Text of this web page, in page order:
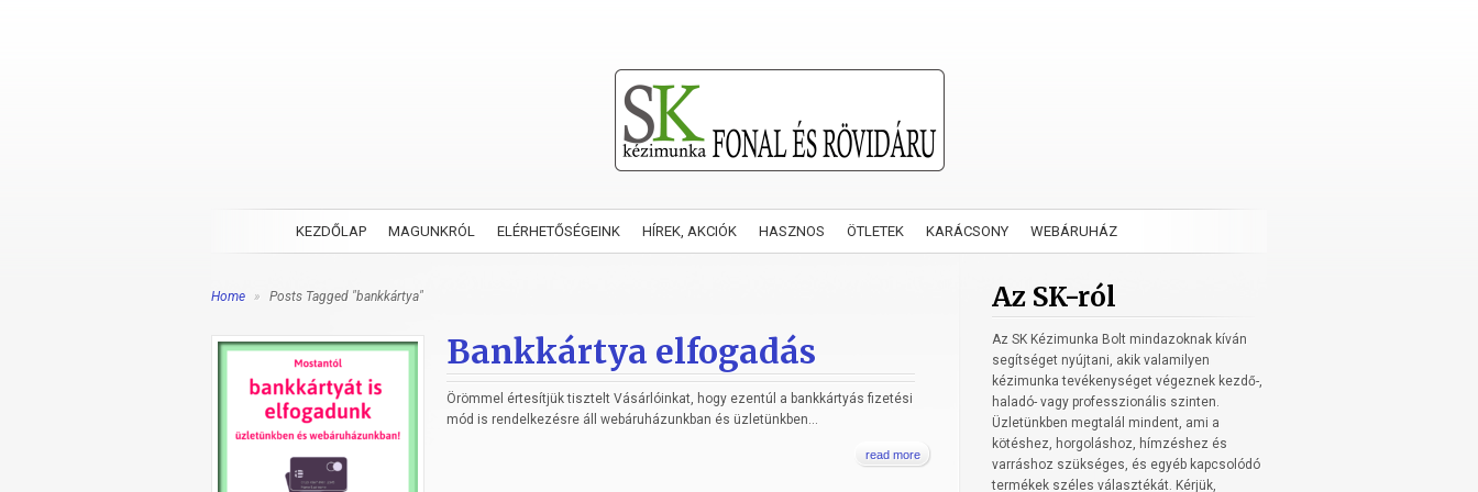
KEZDŐLAP MAGUNKRÓL ELÉRHETŐSÉGEINK HÍREK, AKCIÓK HASZNOS ÖTLETEK KARÁCSONY WEBÁRUHÁZ
Home » Posts Tagged "bankkártya"
Bankkártya elfogadás
Örömmel értesítjük tisztelt Vásárlóinkat, hogy ezentúl a bankkártyás fizetési
mód is rendelkezésre áll webáruházunkban és üzletünkben...
read more
Az SK-ról
Az SK Kézimunka Bolt mindazoknak kíván
segítséget nyújtani, akik valamilyen
kézimunka tevékenységet végeznek kezdő-,
haladó- vagy professzionális szinten.
Üzletünkben megtalál mindent, ami a
kötéshez, horgoláshoz, hímzéshez és
varráshoz szükséges, és egyéb kapcsolódó
termékek széles választékát. Kérjük,